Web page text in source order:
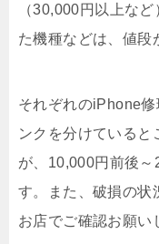
（30,000円以上な
た機種などは、値段
それぞれのiPhone
ンクを分けていると
が、10,000円前後～
す。また、破損の状
お店でご確認お願い